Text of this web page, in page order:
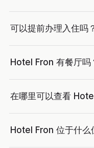
可以提前办理入住吗
Hotel Fron 有餐厅吗
在哪里可以查看
Hotel Fron 位于什么